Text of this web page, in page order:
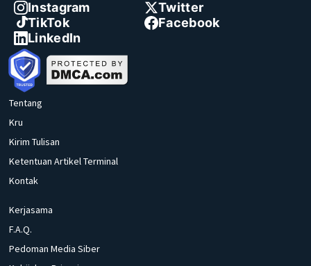
Instagram
Twitter
TikTok
Facebook
LinkedIn
Tentang
Kru
Kirim Tulisan
Ketentuan Artikel Terminal
Kontak
Kerjasama
F.A.Q.
Pedoman Media Siber